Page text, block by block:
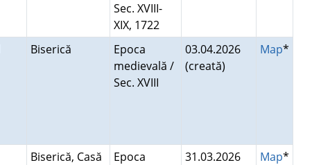
Sec. XVIII-
XIX, 1722
Biserică
Epoca
medievală /
Sec. XVIII
03.04.2026
(creată)
Map*
Biserică, Casă
Epoca
31.03.2026
Map*